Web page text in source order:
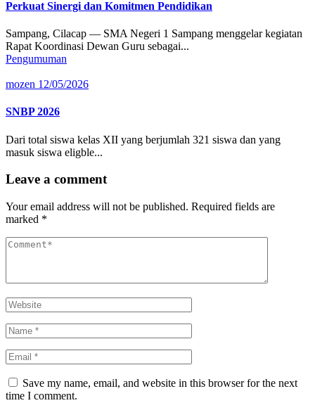
Perkuat Sinergi dan Komitmen Pendidikan
Sampang, Cilacap — SMA Negeri 1 Sampang menggelar kegiatan
Rapat Koordinasi Dewan Guru sebagai...
Pengumuman
mozen 12/05/2026
SNBP 2026
Dari total siswa kelas XII yang berjumlah 321 siswa dan yang
masuk siswa eligble...
Leave a comment
Your email address will not be published. Required fields are
marked *
Save my name, email, and website in this browser for the next
time I comment.